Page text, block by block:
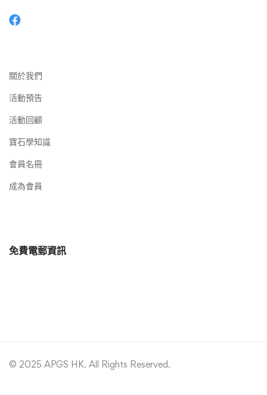
關於我們
活動預告
活動回顧
寶石學知識
會員名冊
成為會員
免費電郵資訊
© 2025 APGS HK. All Rights Reserved.